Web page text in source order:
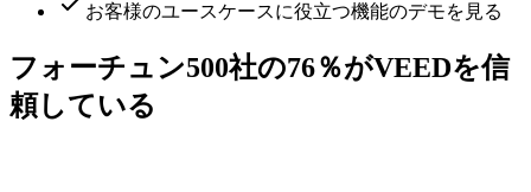
お客様のユースケースに役立つ機能のデモを見る
フォーチュン500社の76％がVEEDを信
頼している